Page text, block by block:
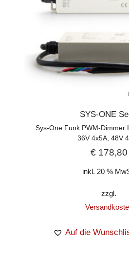
SYS-ONE
Sys-One Funk PWM-Dimmer
36V 4x5A, 48V
€178,80
inkl. 20 %
zzgl.
Auf die